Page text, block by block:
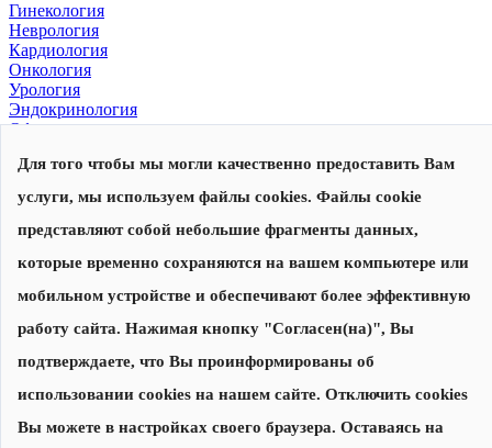
Гинекология
Неврология
Кардиология
Онкология
Урология
Эндокринология
Офтальмология
© 2026, Центр современной медицины
согласие на обработку
персональных данных
Сделано в
Запишитесь на прием
времени приема
Записаться на прием
Политикой конфиденциальностиидаю согласие на обработку
Для того чтобы мы могли качественно предоставить Вам
услуги, мы используем файлы cookies. Файлы cookie
представляют собой небольшие фрагменты данных,
которые временно сохраняются на вашем компьютере или
мобильном устройстве и обеспечивают более эффективную
работу сайта. Нажимая кнопку "Согласен(на)", Вы
подтверждаете, что Вы проинформированы об
использовании cookies на нашем сайте. Отключить cookies
Вы можете в настройках своего браузера. Оставаясь на